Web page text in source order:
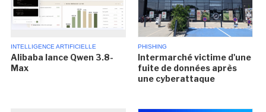
INTELLIGENCE ARTIFICIELLE
Alibaba lance Qwen 3.8-
Max
PHISHING
Intermarché victime d'une
fuite de données après
une cyberattaque